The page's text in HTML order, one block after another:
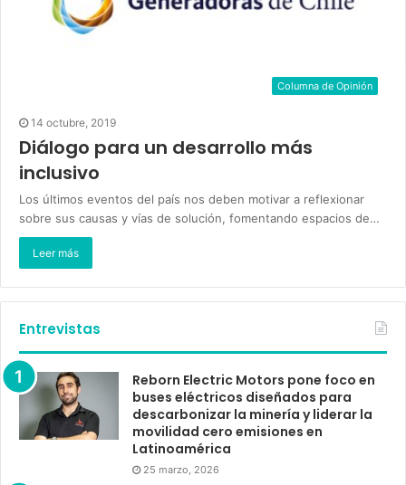
Columna de Opinión
14 octubre, 2019
Diálogo para un desarrollo más
inclusivo
Los últimos eventos del país nos deben motivar a reflexionar
sobre sus causas y vías de solución, fomentando espacios de…
Leer más
Entrevistas
Reborn Electric Motors pone foco en
buses eléctricos diseñados para
descarbonizar la minería y liderar la
movilidad cero emisiones en
Latinoamérica
25 marzo, 2026